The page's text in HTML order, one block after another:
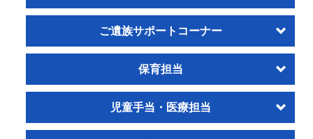
混雑予想カレンダーご遺族サポートコーナー
保育担当
児童手当・医療担当